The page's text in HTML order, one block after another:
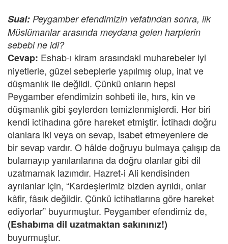
Sual: Peygamber efendimizin vefatından sonra, ilk
Müslümanlar arasında meydana gelen harplerin
sebebi ne idi?
Cevap: Eshab-ı kiram arasındaki muharebeler iyi
niyetlerle, güzel sebeplerle yapılmış olup, inat ve
düşmanlık ile değildi. Çünkü onların hepsi
Peygamber efendimizin sohbeti ile, hırs, kin ve
düşmanlık gibi şeylerden temizlenmişlerdi. Her biri
kendi ictihadına göre hareket etmiştir. İctihadı doğru
olanlara iki veya on sevap, isabet etmeyenlere de
bir sevap vardır. O hâlde doğruyu bulmaya çalışıp da
bulamayıp yanılanlarına da doğru olanlar gibi dil
uzatmamak lazımdır. Hazret-i Ali kendisinden
ayrılanlar için, “Kardeşlerimiz bizden ayrıldı, onlar
kâfir, fâsık değildir. Çünkü ictihatlarına göre hareket
ediyorlar” buyurmuştur. Peygamber efendimiz de,
(Eshabıma dil uzatmaktan sakınınız!)
buyurmuştur.